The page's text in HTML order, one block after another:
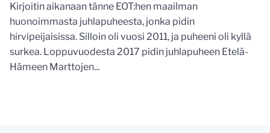
Kirjoitin aikanaan tänne EOT:hen maailman
huonoimmasta juhlapuheesta, jonka pidin
hirvipeijaisissa. Silloin oli vuosi 2011, ja puheeni oli kyllä
surkea. Loppuvuodesta 2017 pidin juhlapuheen Etelä-
Hämeen Marttojen...